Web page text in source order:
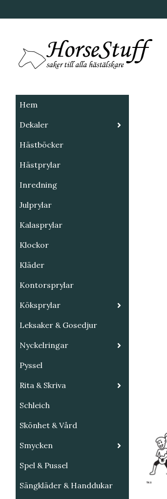
Hem
Dekaler
Hästböcker
Hästprylar
Inredning
Julprylar
Kalasprylar
Klockor
Kläder
Kontorsprylar
Köksprylar
Leksaker & Gosedjur
Nyckelringar
Pyssel
Rita & Skriva
Schleich
Skönhet & Vård
Smycken
Spel & Pussel
Sängkläder & Handdukar